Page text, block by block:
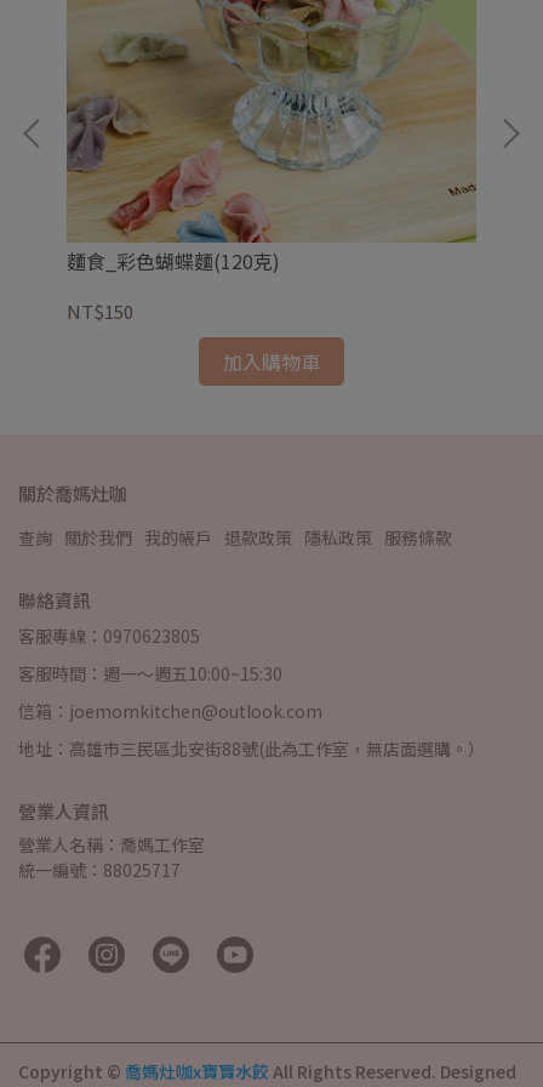
麵食_彩色蝴蝶麵(120克)
NT$150
加入購物車
關於喬媽灶咖
查詢 關於我們 我的帳戶 退款政策 隱私政策 服務條款
聯絡資訊
客服專線：0970623805
客服時間：週一～週五10:00~15:30
信箱：joemomkitchen@outlook.com
地址：高雄市三民區北安街88號(此為工作室，無店面選購。）
營業人資訊
營業人名稱：喬媽工作室
統一編號：88025717
Copyright © 喬媽灶咖x寶寶水餃 All Rights Reserved. Designed